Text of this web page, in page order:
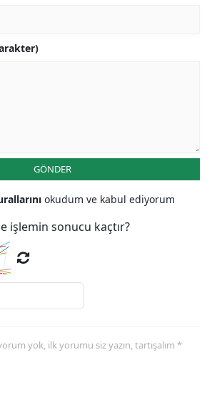
GÖNDER
okudum ve kabul ediyorum
işlemin sonucu kaçtır?
yok, ilk yorumu siz yazın, tartışalım *